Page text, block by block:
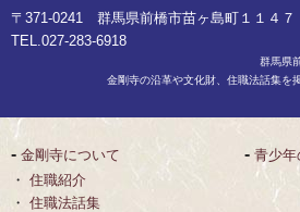
〒371-0241 群馬県前橋市苗ヶ島町１１４７
TEL.027-283-6918
群馬県
金剛寺の沿革や文化財、住職法話集を
金剛寺について
住職紹介
住職法話集
青少年